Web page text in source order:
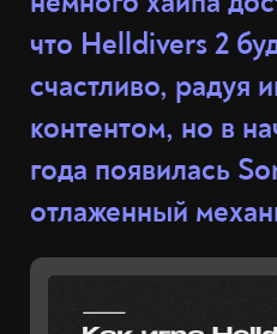
что Helldivers 2
счастливо, радуя
контентом, но в
года появилась
отлаженный